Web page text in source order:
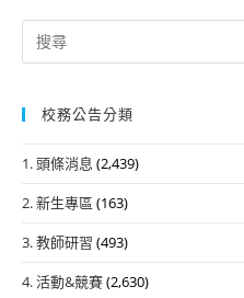
Search
for:
校務公告分類
1. 頭條消息 (2,439)
2. 新生專區 (163)
3. 教師研習 (493)
4. 活動&競賽(2,630)